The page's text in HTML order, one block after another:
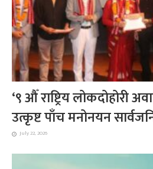
‘९ औँ राष्ट्रिय लोकदोहोरी
उत्कृष्ट पाँच मनोनयन
July 22, 2026